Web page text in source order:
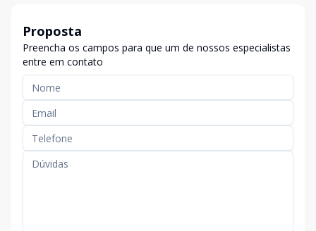
Proposta
Preencha os campos para que um de nossos especialistas
entre em contato